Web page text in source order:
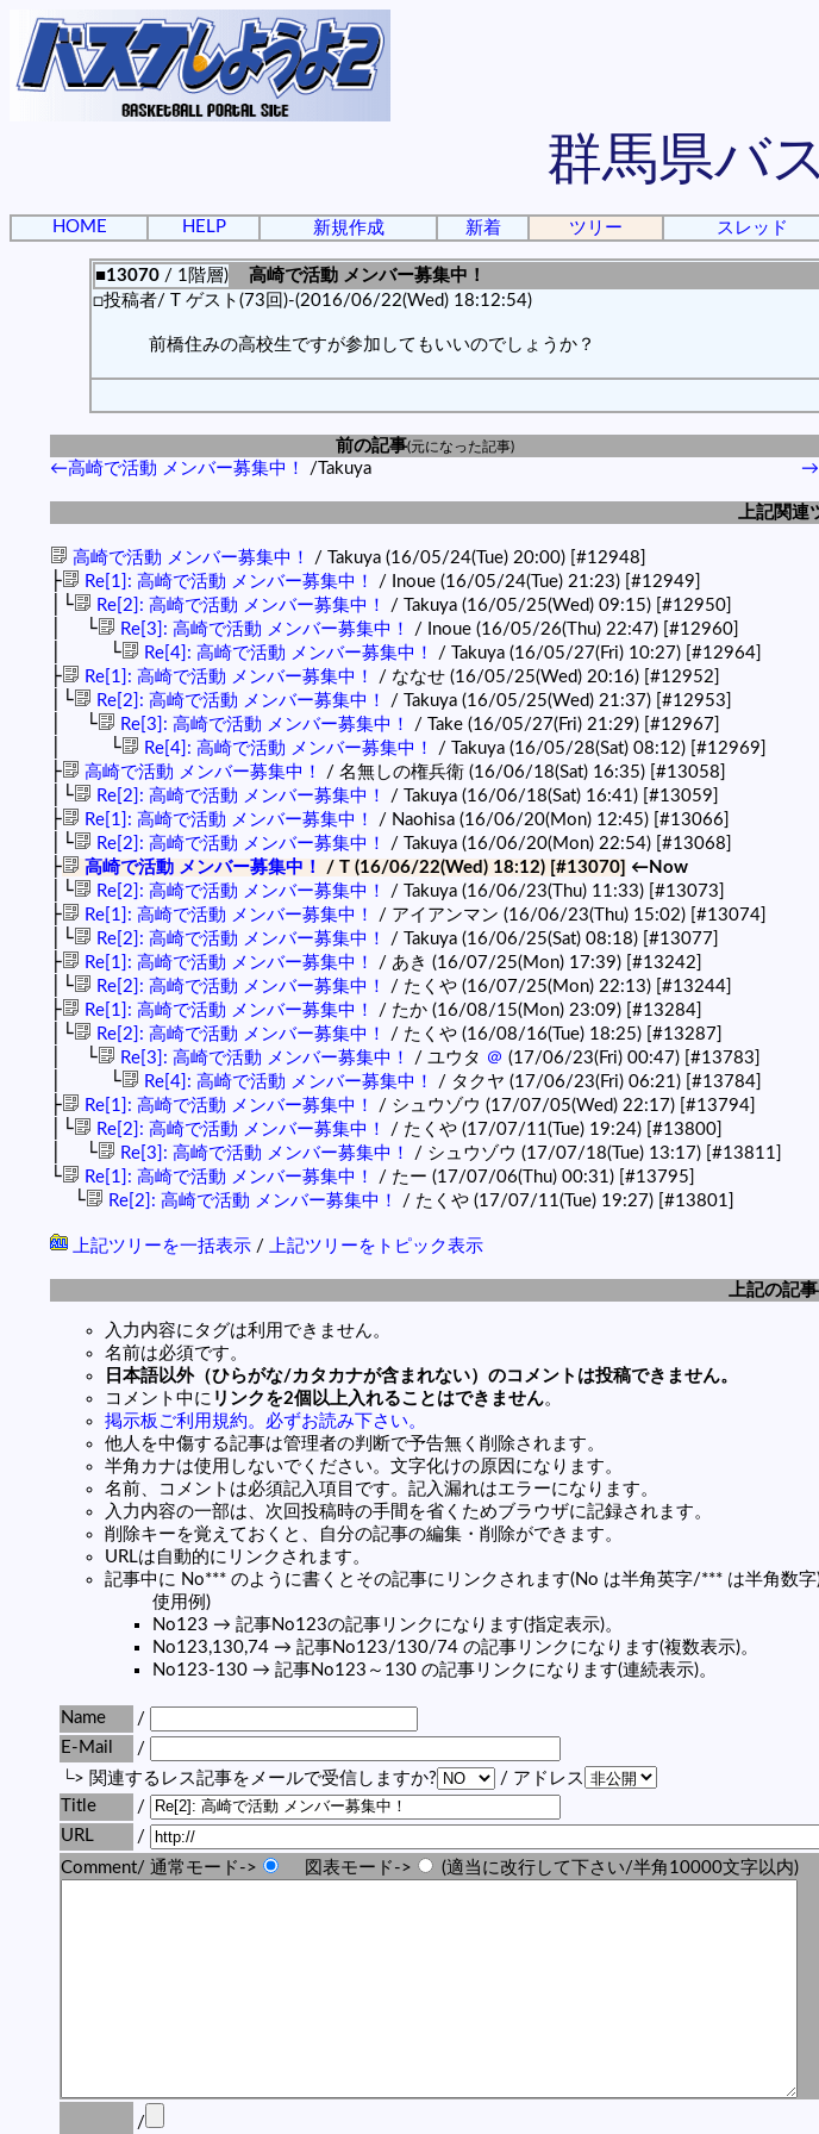
群馬県バ
HOME HELP 新規作成 新着 ツリー スレッド
■13070/ 1階層)
高崎で活動 メンバー募集中！
□投稿者/ T ゲスト(73回)-(2016/06/22(Wed) 18:12:54)
前橋住みの高校生ですが参加してもいいのでしょうか？
前の記事(元になった記事)
←高崎で活動 メンバー募集中！ /Takuya
上記関連
高崎で活動 メンバー募集中！ / Takuya (16/05/24(Tue) 20:00) [#12948]
├ Re[1]: 高崎で活動 メンバー募集中！ / Inoue (16/05/24(Tue) 21:23) [#12949]
│└ Re[2]: 高崎で活動 メンバー募集中！ / Takuya (16/05/25(Wed) 09:15) [#12950]
│ └ Re[3]: 高崎で活動 メンバー募集中！ / Inoue (16/05/26(Thu) 22:47) [#12960]
│ └ Re[4]: 高崎で活動 メンバー募集中！ / Takuya (16/05/27(Fri) 10:27) [#12964]
├ Re[1]: 高崎で活動 メンバー募集中！ / ななせ (16/05/25(Wed) 20:16) [#12952]
│└ Re[2]: 高崎で活動 メンバー募集中！ / Takuya (16/05/25(Wed) 21:37) [#12953]
│ └ Re[3]: 高崎で活動 メンバー募集中！ / Take (16/05/27(Fri) 21:29) [#12967]
│ └ Re[4]: 高崎で活動 メンバー募集中！ / Takuya (16/05/28(Sat) 08:12) [#12969]
├ 高崎で活動 メンバー募集中！ / 名無しの権兵衛 (16/06/18(Sat) 16:35) [#13058]
│└ Re[2]: 高崎で活動 メンバー募集中！ / Takuya (16/06/18(Sat) 16:41) [#13059]
├ Re[1]: 高崎で活動 メンバー募集中！ / Naohisa (16/06/20(Mon) 12:45) [#13066]
│└ Re[2]: 高崎で活動 メンバー募集中！ / Takuya (16/06/20(Mon) 22:54) [#13068]
├ 高崎で活動 メンバー募集中！ / T (16/06/22(Wed) 18:12) [#13070] ←Now
│└ Re[2]: 高崎で活動 メンバー募集中！ / Takuya (16/06/23(Thu) 11:33) [#13073]
├ Re[1]: 高崎で活動 メンバー募集中！ / アイアンマン (16/06/23(Thu) 15:02) [#13074]
│└ Re[2]: 高崎で活動 メンバー募集中！ / Takuya (16/06/25(Sat) 08:18) [#13077]
├ Re[1]: 高崎で活動 メンバー募集中！ / あき (16/07/25(Mon) 17:39) [#13242]
│└ Re[2]: 高崎で活動 メンバー募集中！ / たくや (16/07/25(Mon) 22:13) [#13244]
├ Re[1]: 高崎で活動 メンバー募集中！ / たか (16/08/15(Mon) 23:09) [#13284]
│└ Re[2]: 高崎で活動 メンバー募集中！ / たくや (16/08/16(Tue) 18:25) [#13287]
│ └ Re[3]: 高崎で活動 メンバー募集中！ / ユウタ ＠ (17/06/23(Fri) 00:47) [#13783]
│ └ Re[4]: 高崎で活動 メンバー募集中！ / タクヤ (17/06/23(Fri) 06:21) [#13784]
├ Re[1]: 高崎で活動 メンバー募集中！ / シュウゾウ (17/07/05(Wed) 22:17) [#13794]
│└ Re[2]: 高崎で活動 メンバー募集中！ / たくや (17/07/11(Tue) 19:24) [#13800]
│ └ Re[3]: 高崎で活動 メンバー募集中！ / シュウゾウ (17/07/18(Tue) 13:17) [#13811]
└ Re[1]: 高崎で活動 メンバー募集中！ / たー (17/07/06(Thu) 00:31) [#13795]
└ Re[2]: 高崎で活動 メンバー募集中！ / たくや (17/07/11(Tue) 19:27) [#13801]
上記ツリーを一括表示/ 上記ツリーをトピック表示
上記の記
入力内容にタグは利用できません。
名前は必須です。
日本語以外（ひらがな/カタカナが含まれない）のコメントは投稿できません。
コメント中に リンクを2個以上入れることはできません。
掲示板ご利用規約。必ずお読み下さい。
他人を中傷する記事は管理者の判断で予告無く削除されます。
半角カナは使用しないでください。文字化けの原因になります。
名前、コメントは必須記入項目です。記入漏れはエラーになります。
入力内容の一部は、次回投稿時の手間を省くためブラウザに記録されます。
削除キーを覚えておくと、自分の記事の編集・削除ができます。
URLは自動的にリンクされます。
記事中に No*** のように書くとその記事にリンクされます(No は半角英字/*** は半角数字)
使用例)
No123 → 記事No123の記事リンクになります(指定表示)。
No123,130,74 → 記事No123/130/74 の記事リンクになります(複数表示)。
No123-130 → 記事No123～130 の記事リンクになります(連続表示)。
Name
/
E-Mail
/
└> 関連するレス記事をメールで受信しますか?
/ アドレス
Title
/
URL
/
Comment/ 通常モード->
図表モード-> (適当に改行して下さい/半角10000文字以内)
/